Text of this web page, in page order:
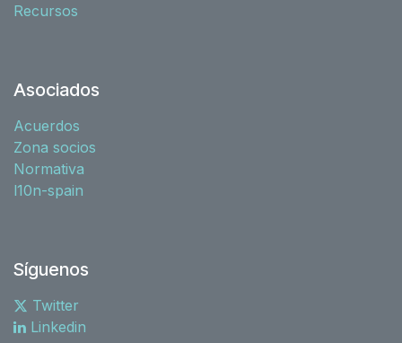
Recursos
Asociados
Acuerdos
Zona socios
Normativa
l10n-spain
Síguenos
Twitter
Linkedin